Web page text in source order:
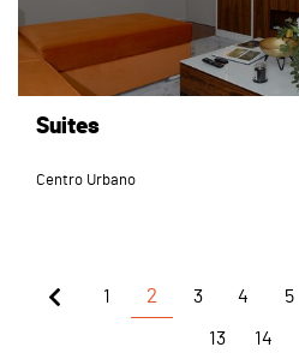
Suites
Centro Urbano
1 2 3 4 5
13 14